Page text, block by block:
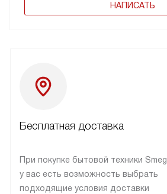
НАПИСАТЬ
Бесплатная доставка
При покупке бытовой техники Smeg
у вас есть возможность выбрать
подходящие условия доставки